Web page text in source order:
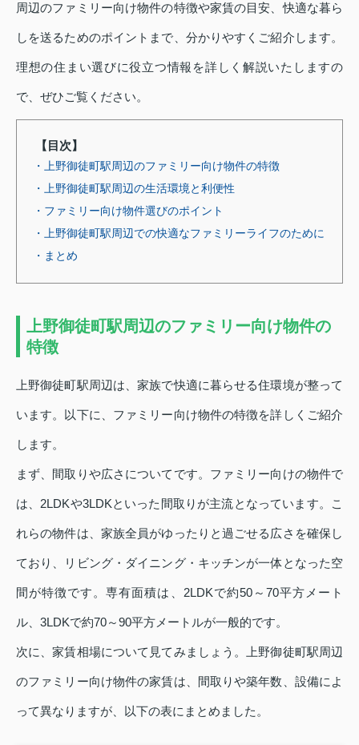
周辺のファミリー向け物件の特徴や家賃の目安、快適な暮ら
しを送るためのポイントまで、分かりやすくご紹介します。
理想の住まい選びに役立つ情報を詳しく解説いたしますの
で、ぜひご覧ください。
【目次】
・上野御徒町駅周辺のファミリー向け物件の特徴
・上野御徒町駅周辺の生活環境と利便性
・ファミリー向け物件選びのポイント
・上野御徒町駅周辺での快適なファミリーライフのために
・まとめ
上野御徒町駅周辺のファミリー向け物件の
特徴
上野御徒町駅周辺は、家族で快適に暮らせる住環境が整って
います。以下に、ファミリー向け物件の特徴を詳しくご紹介
します。
まず、間取りや広さについてです。ファミリー向けの物件で
は、2LDKや3LDKといった間取りが主流となっています。こ
れらの物件は、家族全員がゆったりと過ごせる広さを確保し
ており、リビング・ダイニング・キッチンが一体となった空
間が特徴です。専有面積は、2LDKで約50～70平方メート
ル、3LDKで約70～90平方メートルが一般的です。
次に、家賃相場について見てみましょう。上野御徒町駅周辺
のファミリー向け物件の家賃は、間取りや築年数、設備によ
って異なりますが、以下の表にまとめました。